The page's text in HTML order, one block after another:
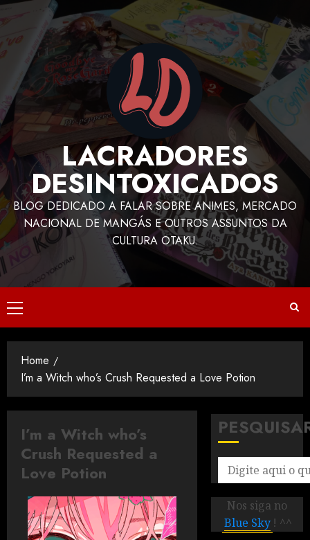
LACRADORES
DESINTOXICADOS
BLOG DEDICADO A FALAR SOBRE ANIMES, MERCADO
NACIONAL DE MANGÁS E OUTROS ASSUNTOS DA
CULTURA OTAKU.
Home
I’m a Witch who’s Crush Requested a Love Potion
I’m a Witch who’s
Crush Requested a
Love Potion
Nos siga no
Blue Sky ! ^^